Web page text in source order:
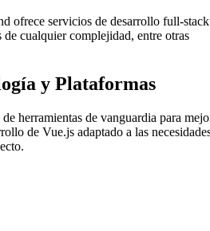
ofrece servicios de desarrollo full-stack
de cualquier complejidad, entre otras
y Plataformas
herramientas de vanguardia para
de Vue.js adaptado a las